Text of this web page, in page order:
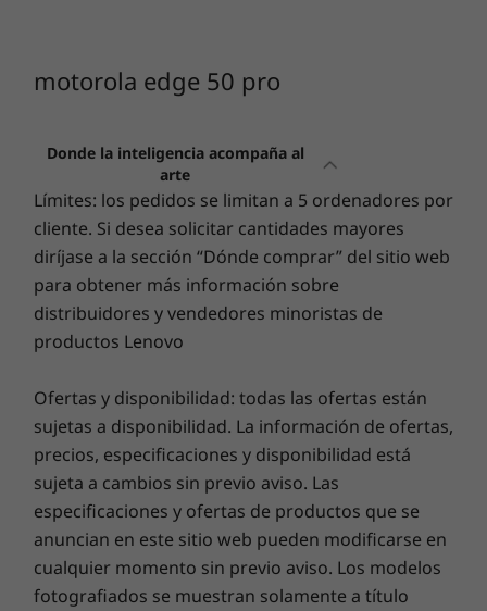
Diseñado para inspirar
Una obra maestra en tu bolsillo
Cambia tu perspectiva
Procesador
CPU Qualcomm®Kryo™de 2,63 GHz
GPU Qualcomm
®Adreno
NPU Qualcomm Hexagon
Memoria (RAM)
Hasta 12 GB
LPDDR4X | + Expansión de memoria
Hasta 512 GB de fábrica
UFS 2.2C
Seguridad
Lector de huellas en pantalla
Desbloqueo facial
ThinkShield®
Moto Secure
motorola edge 50 pro
Donde la inteligencia acompaña al
arte
Límites: los pedidos se limitan a 5 ordenadores por
cliente. Si desea solicitar cantidades mayores
diríjase a la sección “Dónde comprar” del sitio web
para obtener más información sobre
distribuidores y vendedores minoristas de
productos Lenovo
Ofertas y disponibilidad: todas las ofertas están
sujetas a disponibilidad. La información de ofertas,
precios, especificaciones y disponibilidad está
sujeta a cambios sin previo aviso. Las
especificaciones y ofertas de productos que se
anuncian en este sitio web pueden modificarse en
cualquier momento sin previo aviso. Los modelos
fotografiados se muestran solamente a título